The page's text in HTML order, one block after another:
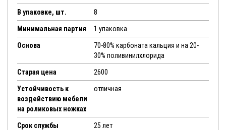
В упаковке, шт. 8
Минимальная партия 1 упаковка
Основа
70-80% карбоната кальция и на 20-
30% поливинилхлорида
Старая цена 2600
Устойчивость к
воздействию мебели
на роликовых ножках
отличная
Срок службы 25 лет